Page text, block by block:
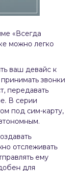
«Всегда
можно легко
ваш девайс к
звонки
передавать
В серии
под сим-карту,
отслеживать
ему
для